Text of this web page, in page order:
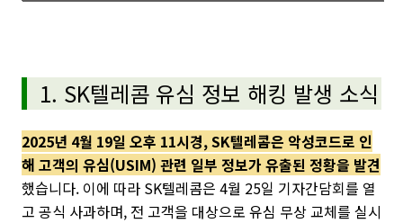
1. SK텔레콤 유심 정보 해킹 발생 소식
2025년 4월 19일 오후 11시경, SK텔레콤은 악성코드로 인
해 고객의 유심(USIM) 관련 일부 정보가 유출된 정황을 발견
했습니다. 이에 따라 SK텔레콤은 4월 25일 기자간담회를 열
고 공식 사과하며, 전 고객을 대상으로 유심 무상 교체를 실시